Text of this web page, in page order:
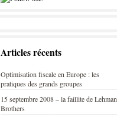
Articles récents
Optimisation fiscale en Europe : les
pratiques des grands groupes
15 septembre 2008 – la faillite de Lehman
Brothers